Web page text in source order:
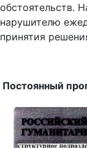
обстоятельств.
нарушителю
принятия
Постоянный